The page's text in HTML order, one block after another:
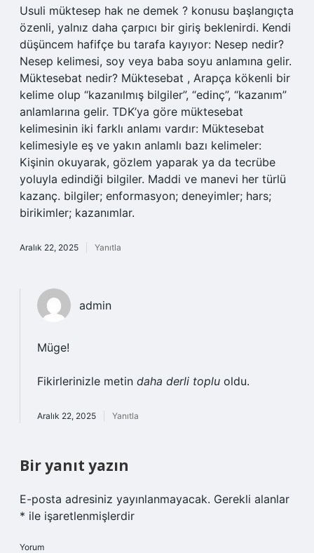
Usuli müktesep hak ne demek ? konusu başlangıçta
özenli, yalnız daha çarpıcı bir giriş beklenirdi. Kendi
düşüncem hafifçe bu tarafa kayıyor: Nesep nedir?
Nesep kelimesi, soy veya baba soyu anlamına gelir.
Müktesebat nedir? Müktesebat , Arapça kökenli bir
kelime olup “kazanılmış bilgiler”, “edinç”, “kazanım”
anlamlarına gelir. TDK’ya göre müktesebat
kelimesinin iki farklı anlamı vardır: Müktesebat
kelimesiyle eş ve yakın anlamlı bazı kelimeler:
Kişinin okuyarak, gözlem yaparak ya da tecrübe
yoluyla edindiği bilgiler. Maddi ve manevi her türlü
kazanç. bilgiler; enformasyon; deneyimler; hars;
birikimler; kazanımlar.
Aralık 22, 2025 Yanıtla
admin
Müge!
Fikirlerinizle metin daha derli toplu oldu.
Aralık 22, 2025 Yanıtla
Bir yanıt yazın
E-posta adresiniz yayınlanmayacak. Gerekli alanlar
* ile işaretlenmişlerdir
Yorum